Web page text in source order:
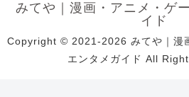
みてや｜漫画・アニメ・ゲ
イド
Copyright © 2021-2026 みてや｜漫
エンタメガイド All